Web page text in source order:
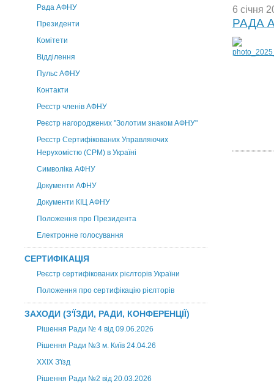
Рада АФНУ
Президенти
Комітети
Відділення
Пульс АФНУ
Контакти
Реєстр членів АФНУ
Реєстр нагороджених "Золотим знаком АФНУ"
Реєстр Сертифікованих Управляючих
Нерухомістю (CPM) в Україні
Символіка АФНУ
Документи АФНУ
Документи КІЦ АФНУ
Положення про Президента
Електронне голосування
СЕРТИФІКАЦІЯ
Реєстр сертифікованих рієлторів України
Положення про сертифікацію рієлторів
ЗАХОДИ (З'ЇЗДИ, РАДИ, КОНФЕРЕНЦІЇ)
Рішення Ради № 4 від 09.06.2026
Рішення Ради №3 м. Київ 24.04.26
XXІХ З'їзд
Рішення Ради №2 від 20.03.2026
6 січня
РАДА